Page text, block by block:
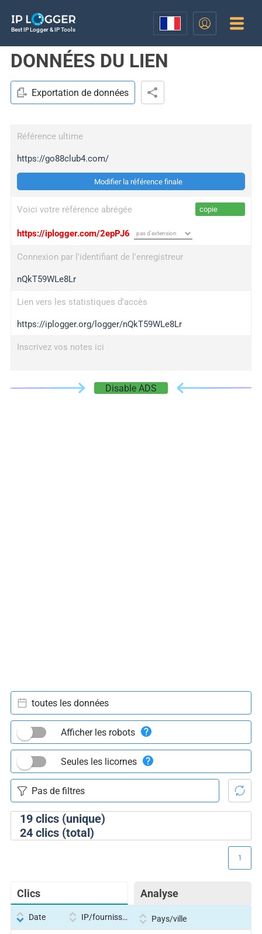
Best IP Logger & IP Tools
DONNÉES DU LIEN
Exportation de données
Référence ultime
https://go88club4.com/
Modifier la référence finale
Voici votre référence abrégée copie
https://iplogger.com/2epPJ6
Connexion par l'identifiant de l'enregistreur
nQkT59WLe8Lr
Lien vers les statistiques d'accès
https://iplogger.org/logger/nQkT59WLe8Lr
Inscrivez vos notes ici
Disable ADS
19clics (unique)
24clics (total)
toutes les données
Afficher les robots
Seules les licornes
Clics Analyse
1
Date IP/fournisseur Pays/ville